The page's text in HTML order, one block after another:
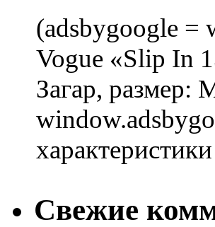
(adsbygoogle =
Vogue «Slip In
Загар, размер:
Свежие